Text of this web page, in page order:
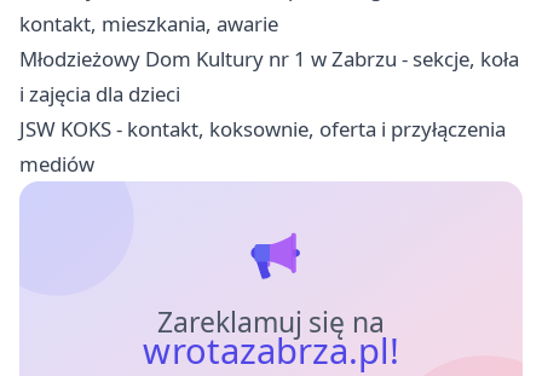
kontakt, mieszkania, awarie
Młodzieżowy Dom Kultury nr 1 w Zabrzu - sekcje, koła
i zajęcia dla dzieci
JSW KOKS - kontakt, koksownie, oferta i przyłączenia
mediów
Zareklamuj się na
wrotazabrza.pl!